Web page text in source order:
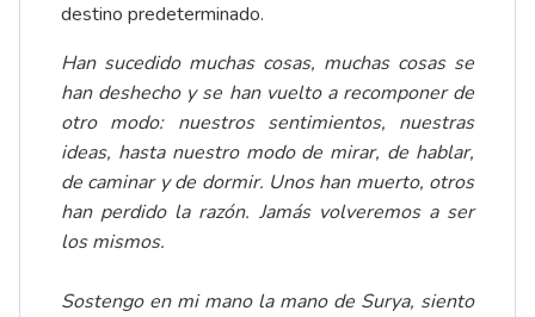
destino predeterminado.
Han sucedido muchas cosas, muchas cosas se
han deshecho y se han vuelto a recomponer de
otro modo: nuestros sentimientos, nuestras
ideas, hasta nuestro modo de mirar, de hablar,
de caminar y de dormir. Unos han muerto, otros
han perdido la razón. Jamás volveremos a ser
los mismos.
Sostengo en mi mano la mano de Surya, siento